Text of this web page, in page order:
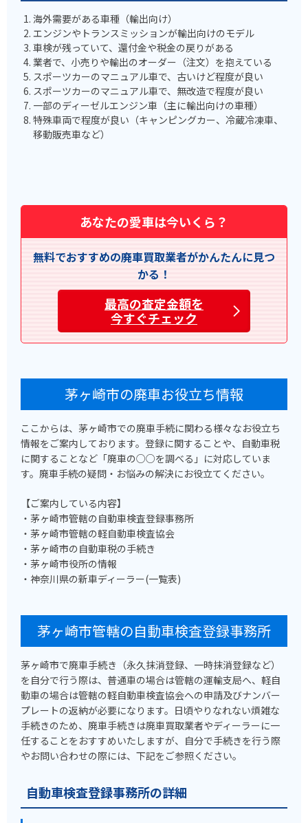
海外需要がある車種（輸出向け）
エンジンやトランスミッションが輸出向けのモデル
車検が残っていて、還付金や税金の戻りがある
業者で、小売りや輸出のオーダー（注文）を抱えている
スポーツカーのマニュアル車で、古いけど程度が良い
スポーツカーのマニュアル車で、無改造で程度が良い
一部のディーゼルエンジン車（主に輸出向けの車種）
特殊車両で程度が良い（キャンピングカー、冷蔵冷凍車、
移動販売車など）
あなたの愛車は今いくら？
無料でおすすめの廃車買取業者がかんたんに見つ
かる！
最高の査定金額を
今すぐチェック
茅ヶ崎市の廃車お役立ち情報
ここからは、茅ヶ崎市での廃車手続に関わる様々なお役立ち
情報をご案内しております。登録に関することや、自動車税
に関することなど「廃車の○○を調べる」に対応していま
す。廃車手続の疑問・お悩みの解決にお役立てください。
【ご案内している内容】
・茅ヶ崎市管轄の自動車検査登録事務所
・茅ヶ崎市管轄の軽自動車検査協会
・茅ヶ崎市の自動車税の手続き
・茅ヶ崎市役所の情報
・神奈川県の新車ディーラー(一覧表)
茅ヶ崎市管轄の自動車検査登録事務所
茅ヶ崎市で廃車手続き（永久抹消登録、一時抹消登録など）
を自分で行う際は、普通車の場合は管轄の運輸支局へ、軽自
動車の場合は管轄の軽自動車検査協会への申請及びナンバー
プレートの返納が必要になります。日頃やりなれない煩雑な
手続きのため、廃車手続きは廃車買取業者やディーラーに一
任することをおすすめいたしますが、自分で手続きを行う際
やお問い合わせの際には、下記をご参照ください。
自動車検査登録事務所の詳細